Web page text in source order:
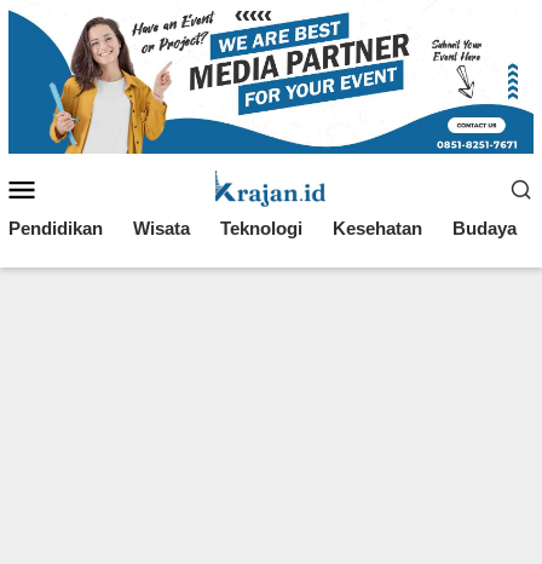
Loncat
Mobile
Pendidikan Wisata Teknologi Kesehatan Budaya